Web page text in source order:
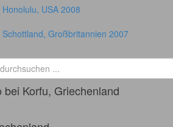
Honolulu, USA 2008
Schottland, Großbritannien 2007
bei Korfu, Griechenland